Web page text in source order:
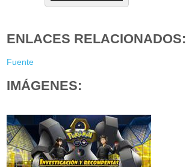
ENLACES RELACIONADOS:
Fuente
IMÁGENES: